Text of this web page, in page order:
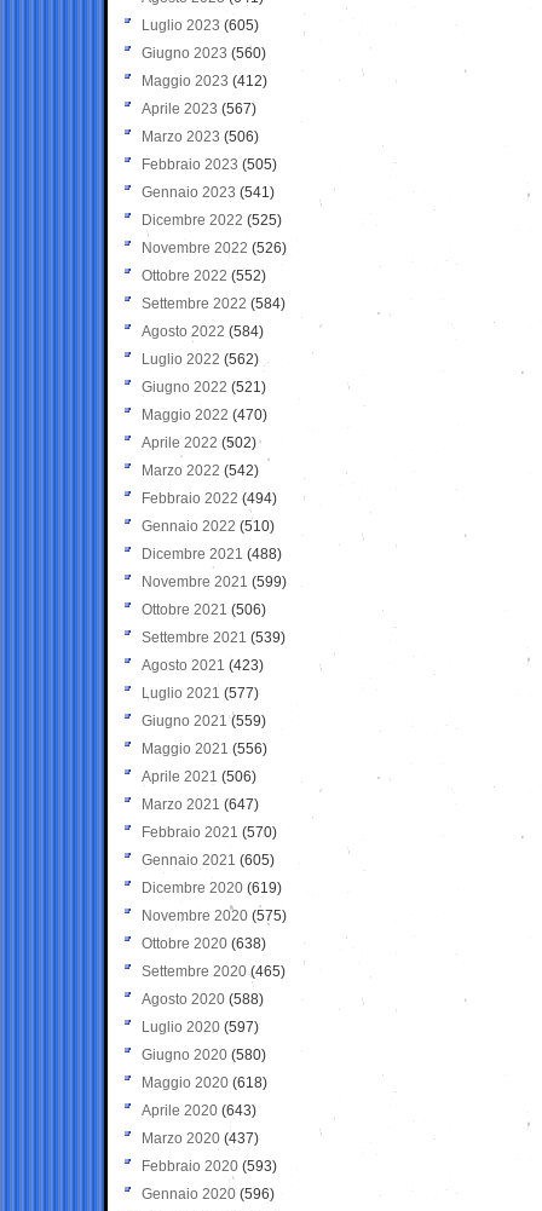
Luglio 2023 (605)
Giugno 2023 (560)
Maggio 2023 (412)
Aprile 2023 (567)
Marzo 2023 (506)
Febbraio 2023 (505)
Gennaio 2023 (541)
Dicembre 2022 (525)
Novembre 2022 (526)
Ottobre 2022 (552)
Settembre 2022 (584)
Agosto 2022 (584)
Luglio 2022 (562)
Giugno 2022 (521)
Maggio 2022 (470)
Aprile 2022 (502)
Marzo 2022 (542)
Febbraio 2022 (494)
Gennaio 2022 (510)
Dicembre 2021 (488)
Novembre 2021 (599)
Ottobre 2021 (506)
Settembre 2021 (539)
Agosto 2021 (423)
Luglio 2021 (577)
Giugno 2021(559)
Maggio 2021 (556)
Aprile 2021 (506)
Marzo 2021 (647)
Febbraio 2021 (570)
Gennaio 2021 (605)
Dicembre 2020 (619)
Novembre 2020 (575)
Ottobre 2020 (638)
Settembre 2020(465)
Agosto 2020 (588)
Luglio 2020 (597)
Giugno 2020 (580)
Maggio 2020 (618)
Aprile 2020 (643)
Marzo 2020 (437)
Febbraio 2020 (593)
Gennaio 2020 (596)